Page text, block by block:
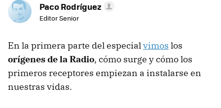
Paco Rodríguez
Editor Senior
En la primera parte del especialvimos los
orígenes de la Radio, cómo surge y cómo los
primeros receptores empiezan a instalarse en
nuestras vidas.